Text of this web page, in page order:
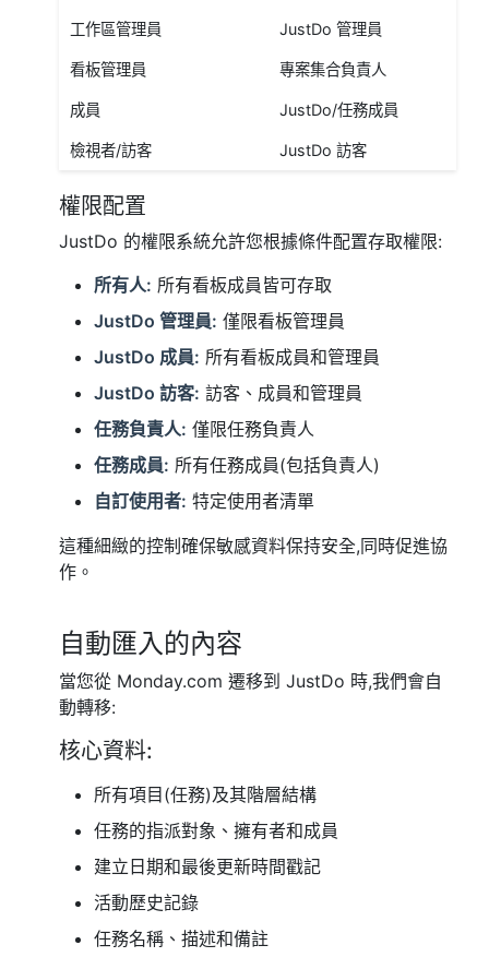
工作區管理員 JustDo 管理員
看板管理員 專案集合負責人
成員 JustDo/任務成員
檢視者/訪客 JustDo 訪客
權限配置
JustDo 的權限系統允許您根據條件配置存取權限:
所有人: 所有看板成員皆可存取
JustDo 管理員: 僅限看板管理員
JustDo 成員: 所有看板成員和管理員
JustDo 訪客: 訪客、成員和管理員
任務負責人: 僅限任務負責人
任務成員: 所有任務成員(包括負責人)
自訂使用者: 特定使用者清單
這種細緻的控制確保敏感資料保持安全,同時促進協
作。
自動匯入的內容
當您從 Monday.com 遷移到 JustDo 時,我們會自
動轉移:
核心資料:
所有項目(任務)及其階層結構
任務的指派對象、擁有者和成員
建立日期和最後更新時間戳記
活動歷史記錄
任務名稱、描述和備註